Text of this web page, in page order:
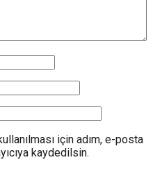
için adım, e-posta
kaydedilsin.